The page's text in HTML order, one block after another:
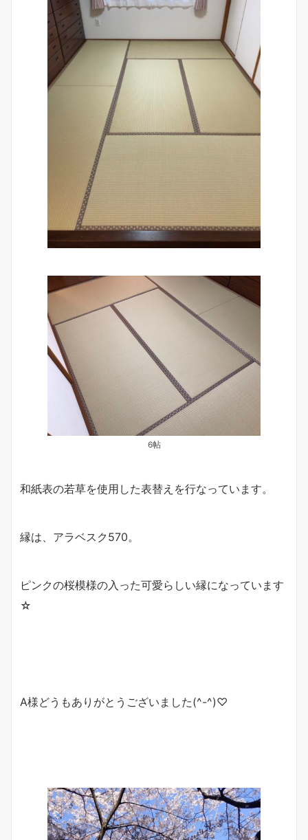
6帖
和紙表の若草を使用した表替えを行なっています。
縁は、アラベスク570。
ピンクの桜模様の入った可愛らしい縁になっています
☆
A様どうもありがとうございました(^-^)♡